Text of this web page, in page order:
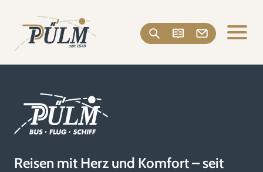
Reisen mit Herz und Komfort – seit